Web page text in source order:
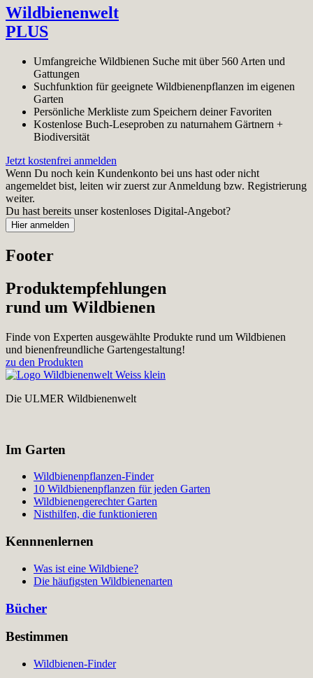
Wildbienenwelt
PLUS
Umfangreiche Wildbienen Suche mit über 560 Arten und
Gattungen
Suchfunktion für geeignete Wildbienenpflanzen im eigenen
Garten
Persönliche Merkliste zum Speichern deiner Favoriten
Kostenlose Buch-Leseproben zu naturnahem Gärtnern +
Biodiversität
Jetzt kostenfrei anmelden
Wenn Du noch kein Kundenkonto bei uns hast oder nicht
angemeldet bist, leiten wir zuerst zur Anmeldung bzw. Registrierung
weiter.
Du hast bereits unser kostenloses Digital-Angebot?
Footer
Produktempfehlungen
rund um Wildbienen
Finde von Experten ausgewählte Produkte rund um Wildbienen
und bienenfreundliche Gartengestaltung!
zu den Produkten
Die ULMER Wildbienenwelt
Im Garten
Wildbienenpflanzen-Finder
10 Wildbienenpflanzen für jeden Garten
Wildbienengerechter Garten
Nisthilfen, die funktionieren
Kennnenlernen
Was ist eine Wildbiene?
Die häufigsten Wildbienenarten
Bücher
Bestimmen
Wildbienen-Finder